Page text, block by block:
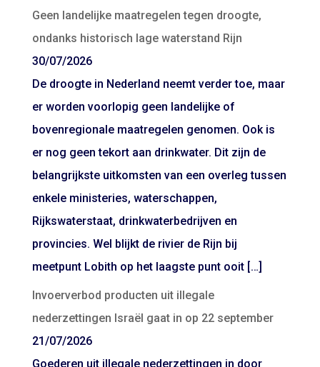
Geen landelijke maatregelen tegen droogte,
ondanks historisch lage waterstand Rijn
30/07/2026
De droogte in Nederland neemt verder toe, maar
er worden voorlopig geen landelijke of
bovenregionale maatregelen genomen. Ook is
er nog geen tekort aan drinkwater. Dit zijn de
belangrijkste uitkomsten van een overleg tussen
enkele ministeries, waterschappen,
Rijkswaterstaat, drinkwaterbedrijven en
provincies. Wel blijkt de rivier de Rijn bij
meetpunt Lobith op het laagste punt ooit […]
Invoerverbod producten uit illegale
nederzettingen Israël gaat in op 22 september
21/07/2026
Goederen uit illegale nederzettingen in door